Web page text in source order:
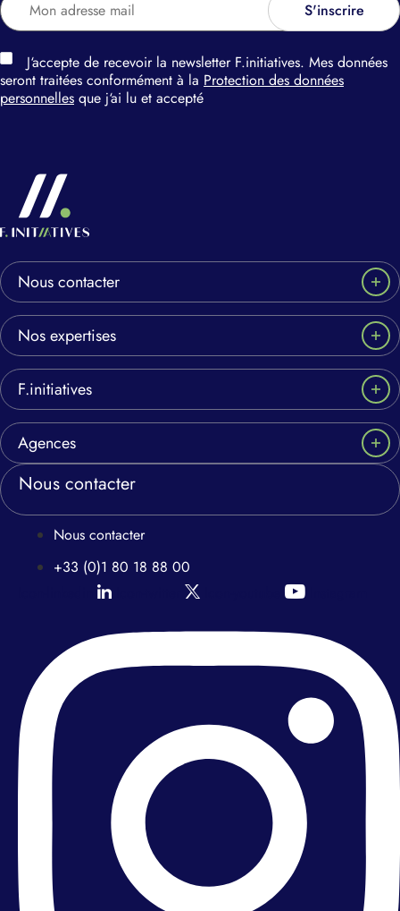
J‘accepte de recevoir la newsletter F.initiatives. Mes données
seront traitées conformément à la Protection des données
personnelles que j‘ai lu et accepté
Nous contacter
Nos expertises
F.initiatives
Agences
Nous contacter
Nous contacter
+33 (0)1 80 18 88 00